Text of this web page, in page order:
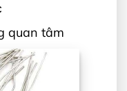
quan tâm